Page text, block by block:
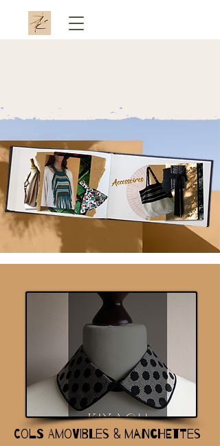
Cols amovibles & manchettes